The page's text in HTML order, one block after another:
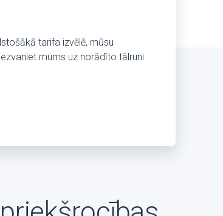
tarifa izvēlē, mūsu
mums uz norādīto tālruni